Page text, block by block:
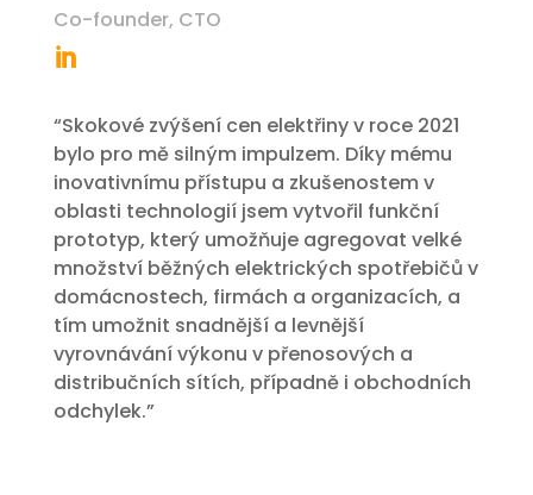
Co-founder, CTO

“Skokové zvýšení cen elektřiny v roce 2021
bylo pro mě silným impulzem. Díky mému
inovativnímu přístupu a zkušenostem v
oblasti technologií jsem vytvořil funkční
prototyp, který umožňuje agregovat velké
množství běžných elektrických spotřebičů v
domácnostech, firmách a organizacích, a
tím umožnit snadnější a levnější
vyrovnávání výkonu v přenosových a
distribučních sítích, případně i obchodních
odchylek.”